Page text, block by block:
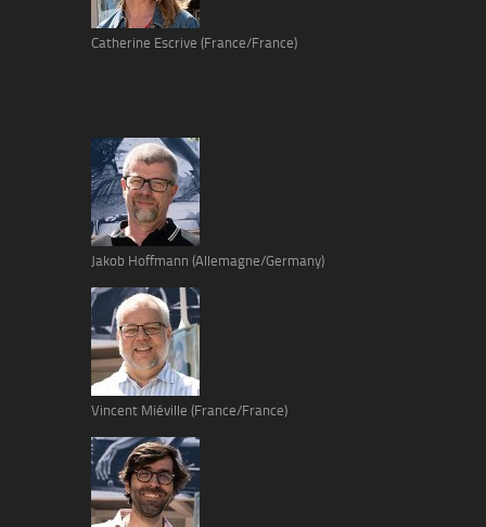
Catherine Escrive (France/France)
Jakob Hoffmann (Allemagne/Germany)
Vincent Miéville (France/France)